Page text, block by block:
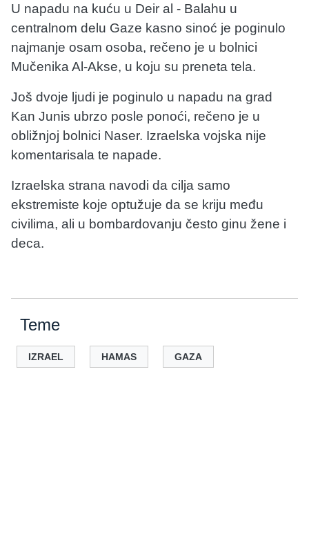
U napadu na kuću u Deir al - Balahu u
centralnom delu Gaze kasno sinoć je poginulo
najmanje osam osoba, rečeno je u bolnici
Mučenika Al-Akse, u koju su preneta tela.
Još dvoje ljudi je poginulo u napadu na grad
Kan Junis ubrzo posle ponoći, rečeno je u
obližnjoj bolnici Naser. Izraelska vojska nije
komentarisala te napade.
Izraelska strana navodi da cilja samo
ekstremiste koje optužuje da se kriju među
civilima, ali u bombardovanju često ginu žene i
deca.
Teme
IZRAEL HAMAS GAZA